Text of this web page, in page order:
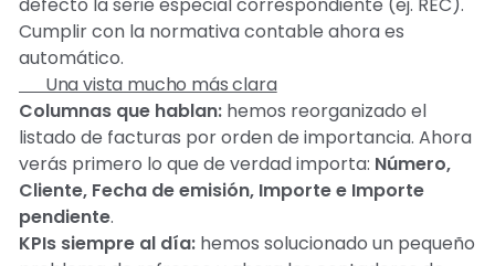
Cumplir con la normativa contable ahora es
automático.
📊 Una vista mucho más clara
Columnas que hablan: hemos reorganizado el
listado de facturas por orden de importancia. Ahora
verás primero lo que de verdad importa: Número,
Cliente, Fecha de emisión, Importe e Importe
pendiente.
KPIs siempre al día: hemos solucionado un pequeño